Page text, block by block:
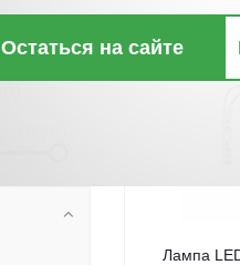
Лампа
Остаться на сайте